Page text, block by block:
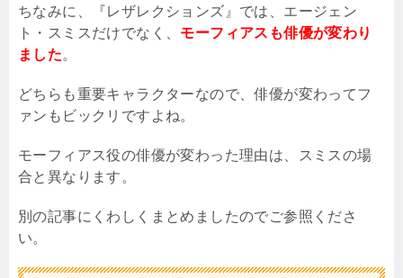
ちなみに、『レザレクションズ』では、エージェン
ト・スミスだけでなく、 モーフィアスも俳優が変わり
ました。
どちらも重要キャラクターなので、俳優が変わってフ
ァンもビックリですよね。
モーフィアス役の俳優が変わった理由は、スミスの場
合と異なります。
別の記事にくわしくまとめましたのでご参照くださ
い。